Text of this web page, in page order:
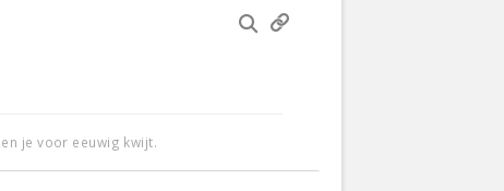
je voor eeuwig kwijt.